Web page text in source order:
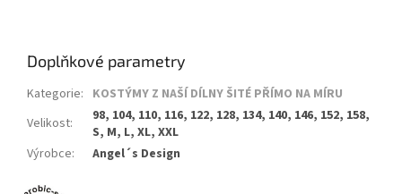
Doplňkové parametry
Kategorie: KOSTÝMY Z NAŠÍ DÍLNY ŠITÉ PŘÍMO NA MÍRU
Velikost:
98, 104, 110, 116, 122, 128, 134, 140, 146, 152, 158,
S, M, L, XL, XXL
Výrobce: Angel´s Design